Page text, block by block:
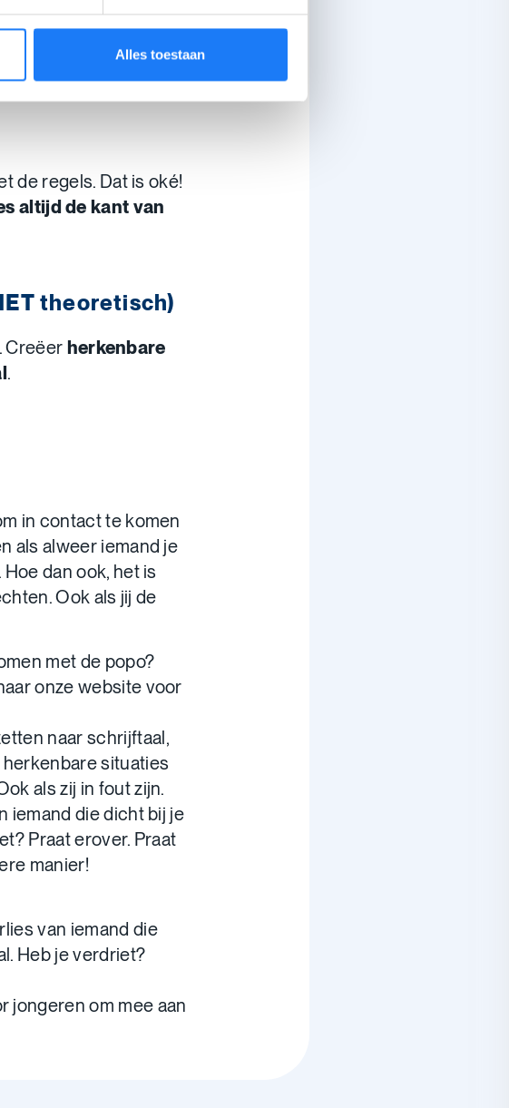
Alles toestaan
Is de info alleen te
de regels. Dat is oké!
altijd de kant van
theoretisch)
Creëer herkenbare
.
in contact te komen
als alweer iemand je
dan ook, het is
Ook als jij de
met de popo?
onze website voor
naar schrijftaal,
situaties
als zij in fout zijn.
iemand die dicht bij je
Praat erover. Praat
manier!
van iemand die
Heb je verdriet?
jongeren om mee aan